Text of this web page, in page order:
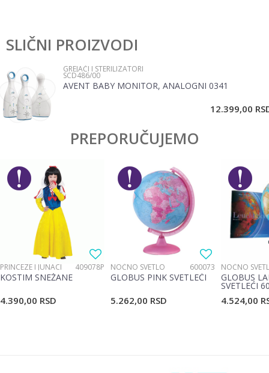
Brend
Ime/Nadimak
Email
POŠALJI
SLIČNI PROIZVODI
GREJAČI I STERILIZATORI
SCD486/00
AVENT BABY MONITOR, ANALOGNI 0341
12.399,00
PREPORUČUJEMO
PRINCEZE I JUNACI 409078P
KOSTIM SNEŽANE
4.390,00 RSD
NOĆNO SVETLO 600073
GLOBUS PINK SVETLEĆI
5.262,00 RSD
NOĆNO
GLOBUS
SVETLEĆI
4.524,00